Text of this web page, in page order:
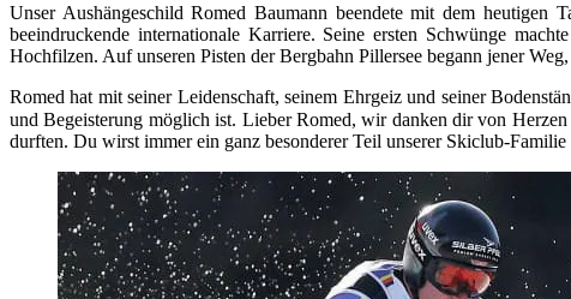
Unser Aushängeschild Romed Baumann beendete mit dem
beeindruckende internationale Karriere. Seine ersten Schwünge
Hochfilzen. Auf unseren Pisten der Bergbahn Pillersee begann jener
Romed hat mit seiner Leidenschaft, seinem Ehrgeiz und seiner
und Begeisterung möglich ist. Lieber Romed, wir danken dir von
durften. Du wirst immer ein ganz besonderer Teil unserer Skiclub-Familie